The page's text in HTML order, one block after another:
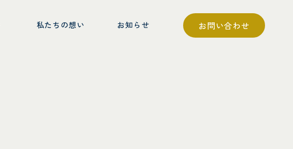
私たちの想い お知らせ お問い合わせ